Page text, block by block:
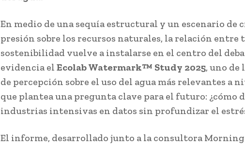
En medio de una sequía estructural y un escenario de
presión sobre los recursos naturales, la relación entre
sostenibilidad vuelve a instalarse en el centro del
evidencia el Ecolab Watermark™ Study 2025, uno de
de percepción sobre el uso del agua más relevantes a
que plantea una pregunta clave para el futuro: ¿cómo
industrias intensivas en datos sin profundizar el
El informe, desarrollado junto a la consultora